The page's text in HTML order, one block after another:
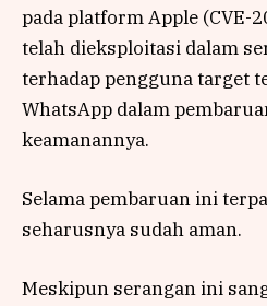
pada platform Apple (CVE-
telah dieksploitasi dalam
terhadap pengguna target
WhatsApp dalam
keamanannya.
Selama pembaruan ini
seharusnya sudah aman.
Meskipun serangan ini